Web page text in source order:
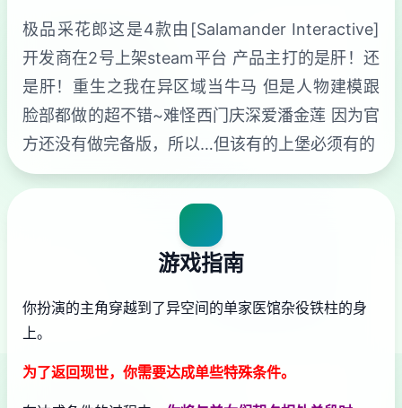
极品采花郎这是4款由[Salamander Interactive]
开发商在2号上架steam平台 产品主打的是肝！还
是肝！重生之我在异区域当牛马 但是人物建模跟
脸部都做的超不错~难怪西门庆深爱潘金莲 因为官
方还没有做完备版，所以…但该有的上堡必须有的
游戏指南
你扮演的主角穿越到了异空间的单家医馆杂役铁柱的身
上。
为了返回现世，你需要达成单些特殊条件。